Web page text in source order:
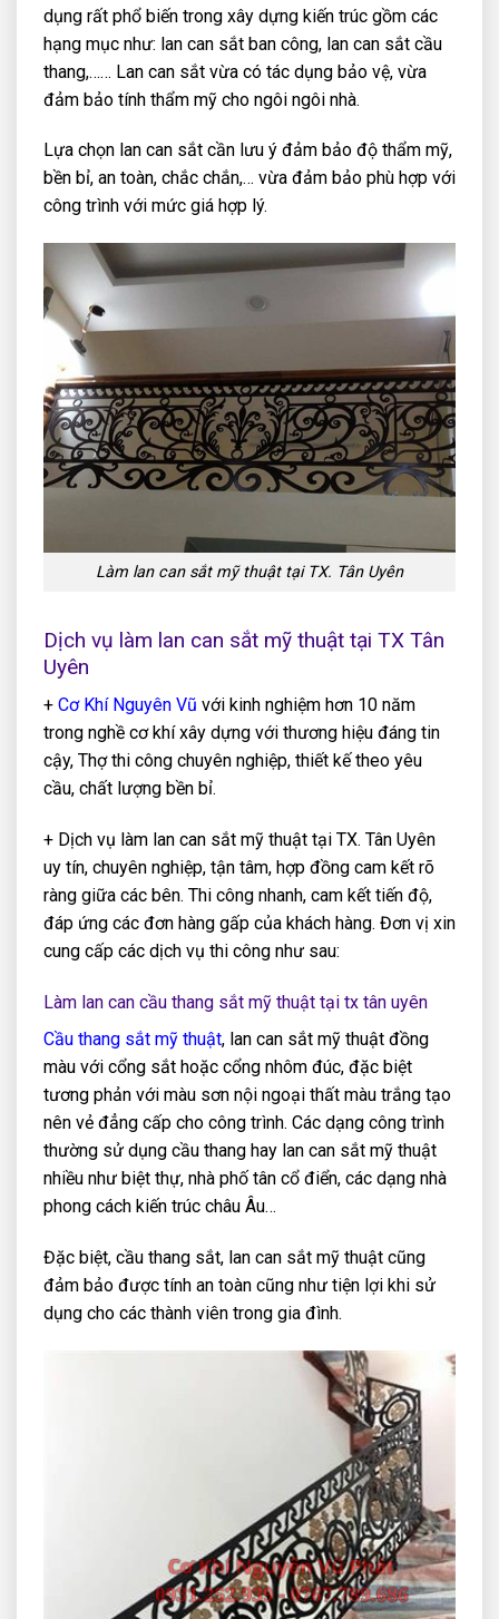
dụng rất phổ biến trong xây dựng kiến trúc gồm các
hạng mục như: lan can sắt ban công, lan can sắt cầu
thang,…… Lan can sắt vừa có tác dụng bảo vệ, vừa
đảm bảo tính thẩm mỹ cho ngôi ngôi nhà.
Lựa chọn lan can sắt cần lưu ý đảm bảo độ thẩm mỹ,
bền bỉ, an toàn, chắc chắn,… vừa đảm bảo phù hợp với
công trình với mức giá hợp lý.
Làm lan can sắt mỹ thuật tại TX. Tân Uyên
Dịch vụ làm lan can sắt mỹ thuật tại TX Tân
Uyên
+ Cơ Khí Nguyên Vũ với kinh nghiệm hơn 10 năm
trong nghề cơ khí xây dựng với thương hiệu đáng tin
cậy, Thợ thi công chuyên nghiệp, thiết kế theo yêu
cầu, chất lượng bền bỉ.
+ Dịch vụ làm lan can sắt mỹ thuật tại TX. Tân Uyên
uy tín, chuyên nghiệp, tận tâm, hợp đồng cam kết rõ
ràng giữa các bên. Thi công nhanh, cam kết tiến độ,
đáp ứng các đơn hàng gấp của khách hàng. Đơn vị xin
cung cấp các dịch vụ thi công như sau:
Làm lan can cầu thang sắt mỹ thuật tại tx tân uyên
Cầu thang sắt mỹ thuật, lan can sắt mỹ thuật đồng
màu với cổng sắt hoặc cổng nhôm đúc, đặc biệt
tương phản với màu sơn nội ngoại thất màu trắng tạo
nên vẻ đẳng cấp cho công trình. Các dạng công trình
thường sử dụng cầu thang hay lan can sắt mỹ thuật
nhiều như biệt thự, nhà phố tân cổ điển, các dạng nhà
phong cách kiến trúc châu Âu…
Đặc biệt, cầu thang sắt, lan can sắt mỹ thuật cũng
đảm bảo được tính an toàn cũng như tiện lợi khi sử
dụng cho các thành viên trong gia đình.